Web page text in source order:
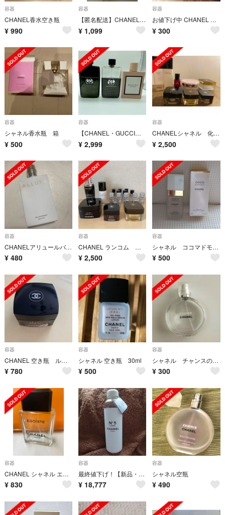
容器
CHANEL香水空き瓶
¥ 990
容器
【匿名配送】CHANEL No.5 空容器
¥ 1,099
容器
お値下げ中 CHANEL 空瓶
¥ 300
容器
シャネル香水瓶 箱
¥ 500
容器
【CHANEL・GUCCI】シャネル・グッチ 香水 空瓶 ３点セット
¥ 2,999
容器
CHANELシャネル 化粧品 空き瓶
¥ 2,500
容器
CHANELアリュールバスジェル空き容器
¥ 480
容器
CHANEL ランコム 美容液 アイクリーム 空き瓶 16点
¥ 2,500
容器
シャネル ココマドモアゼル フレッシュヘアミスト 空き瓶 化粧箱
¥ 500
容器
CHANEL 空き瓶 ルリフトクレームユー
¥ 780
容器
シャネル 空き瓶 30ml
¥ 500
容器
シャネル チャンスの空き瓶
¥ 300
容器
CHANEL シャネル エゴイスト100㍉空き瓶
¥ 830
容器
最終値下げ！【新品・自宅保管】シャネル・ファクトリー5 ローボトル
¥ 18,777
容器
シャネル空瓶
¥ 490